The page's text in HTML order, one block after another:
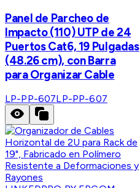
Panel de Parcheo de
Impacto (110) UTP de 24
Puertos Cat6, 19 Pulgadas
(48.26 cm), con Barra
para Organizar Cable
LP-PP-607LP-PP-607